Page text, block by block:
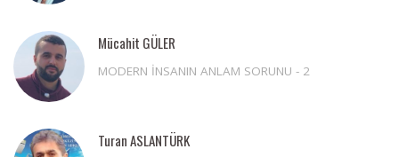
Mücahit GÜLER
MODERN İNSANIN ANLAM SORUNU - 2
Turan ASLANTÜRK